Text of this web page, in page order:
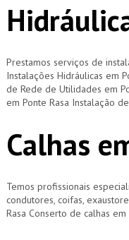
Prestamos serviços de
Instalações Hidráulicas em
de Rede de Utilidades em
em Ponte Rasa Instalação
Calhas
Temos profissionais
condutores, coifas,
Rasa Conserto de calhas